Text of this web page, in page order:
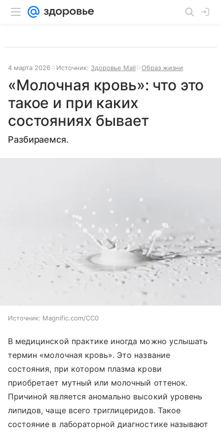
4 марта 2026 Источник: Здоровье Mail Образ жизни
«Молочная кровь»: что это
такое и при каких
состояниях бывает
Разбираемся.
Источник: Magnific.com/CC0
В медицинской практике иногда можно услышать
термин «молочная кровь». Это название
состояния, при котором плазма крови
приобретает мутный или молочный оттенок.
Причиной является аномально высокий уровень
липидов, чаще всего триглицеридов. Такое
состояние в лабораторной диагностике называют